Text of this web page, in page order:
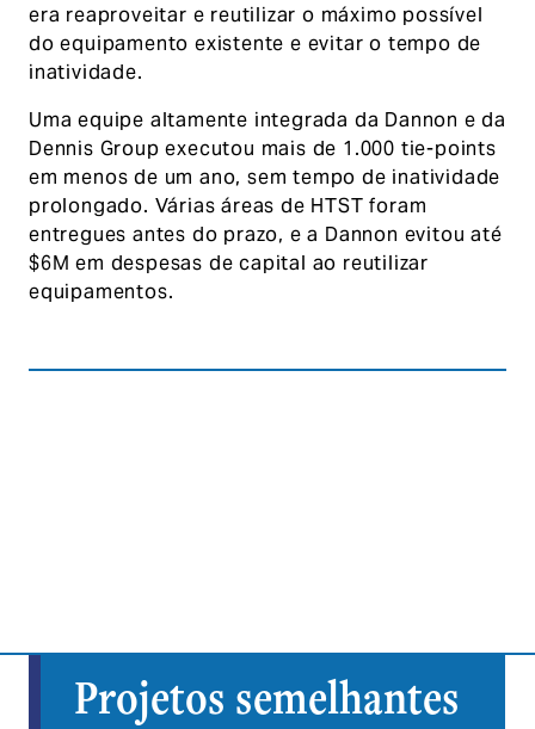
era reaproveitar e reutilizar o máximo possível
do equipamento existente e evitar o tempo de
inatividade.
Uma equipe altamente integrada da Dannon e da
Dennis Group executou mais de 1.000 tie-points
em menos de um ano, sem tempo de inatividade
prolongado. Várias áreas de HTST foram
entregues antes do prazo, e a Dannon evitou até
$6M em despesas de capital ao reutilizar
equipamentos.
Projetos semelhantes